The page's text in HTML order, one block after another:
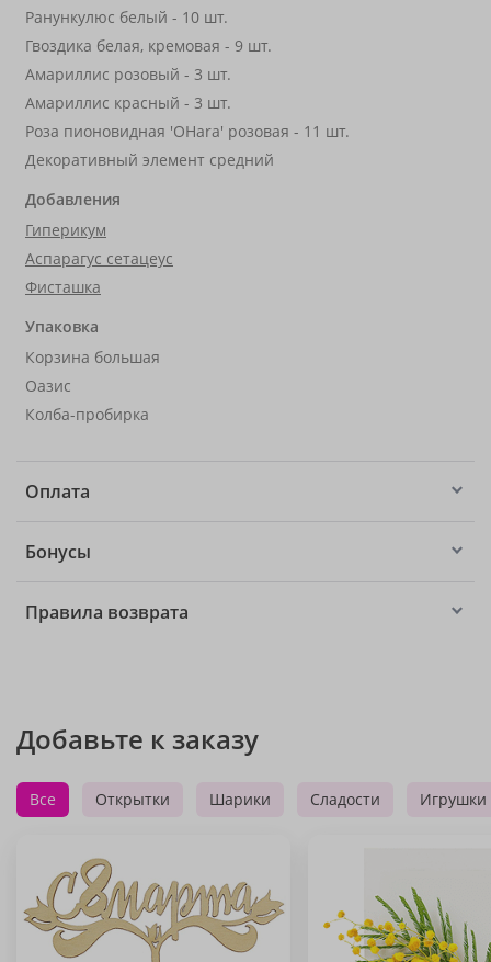
Ранункулюс белый - 10 шт.
Гвоздика белая, кремовая - 9 шт.
Амариллис розовый - 3 шт.
Амариллис красный - 3 шт.
Роза пионовидная 'OHara' розовая - 11 шт.
Декоративный элемент средний
Добавления
Гиперикум
Аспарагус сетацеус
Фисташка
Упаковка
Корзина большая
Оазис
Колба-пробирка
Оплата
Бонусы
Правила возврата
Добавьте к заказу
Все Открытки Шарики Сладости Игрушки